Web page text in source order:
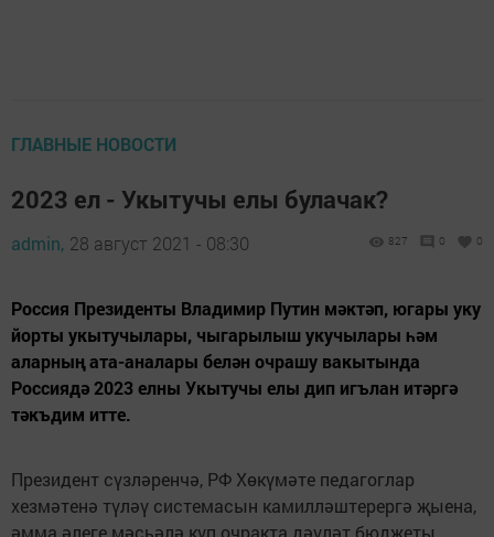
ГЛАВНЫЕ НОВОСТИ
2023 ел - Укытучы елы булачак?
admin, 28 август 2021 - 08:30 827 0 0
Россия Президенты Владимир Путин мәктәп, югары уку
йорты укытучылары, чыгарылыш укучылары һәм
аларның ата-аналары белән очрашу вакытында
Россиядә 2023 елны Укытучы елы дип игълан итәргә
тәкъдим итте.
Президент сүзләренчә, РФ Хөкүмәте педагоглар
хезмәтенә түләү системасын камилләштерергә җыена,
әмма әлеге мәсьәлә күп очракта дәүләт бюджеты